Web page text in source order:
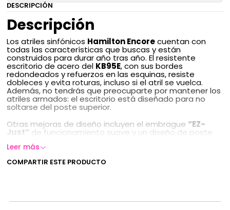
DESCRIPCIÓN
Descripción
Los atriles sinfónicos Hamilton Encorecuentan con
todas las características que buscas y están
construidos para durar año tras año. El resistente
escritorio de acero del KB95E, con sus bordes
redondeados y refuerzos en las esquinas, resiste
dobleces y evita roturas, incluso si el atril se vuelca.
Además, no tendrás que preocuparte por mantener los
atriles armados: el escritorio está diseñado para no
soltarse del poste superior.
Otras mejoras de diseño incluyen el embrague “EZ-
Just” de funcionamiento suave y un diseño de poste
el tambaleo y el riesgo de rotura de piezas plásticas).
Debido a que se apilan fácilmente en la mayoría de los
Leer más
COMPARTIR ESTE PRODUCTO